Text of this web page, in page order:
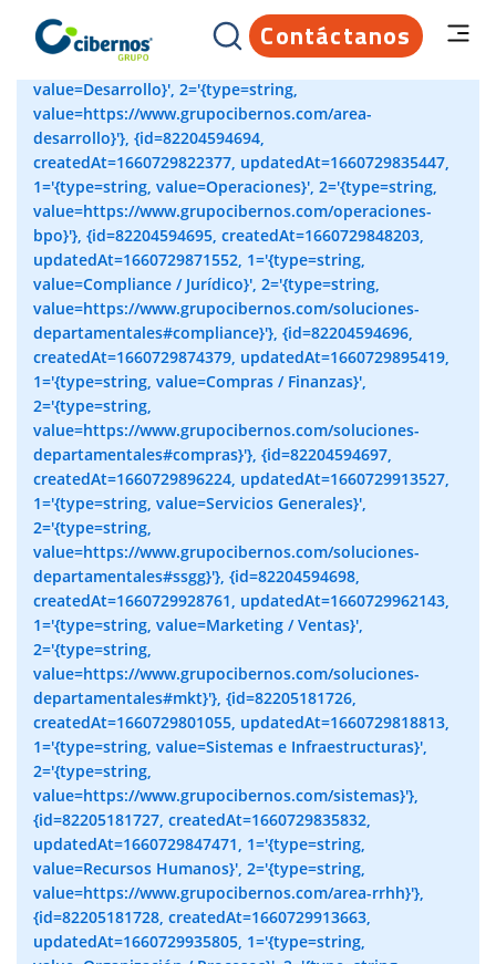
Contáctanos
[{id=82204594693, createdAt=1660729749724,
updatedAt=1660729794019, 1='{type=string,
value=Desarrollo}', 2='{type=string,
value=https://www.grupocibernos.com/area-
desarrollo}'}, {id=82204594694,
createdAt=1660729822377, updatedAt=1660729835447,
1='{type=string, value=Operaciones}', 2='{type=string,
value=https://www.grupocibernos.com/operaciones-
bpo}'}, {id=82204594695, createdAt=1660729848203,
updatedAt=1660729871552, 1='{type=string,
value=Compliance / Jurídico}', 2='{type=string,
value=https://www.grupocibernos.com/soluciones-
departamentales#compliance}'}, {id=82204594696,
createdAt=1660729874379, updatedAt=1660729895419,
1='{type=string, value=Compras / Finanzas}',
2='{type=string,
value=https://www.grupocibernos.com/soluciones-
departamentales#compras}'}, {id=82204594697,
createdAt=1660729896224, updatedAt=1660729913527,
1='{type=string, value=Servicios Generales}',
2='{type=string,
value=https://www.grupocibernos.com/soluciones-
departamentales#ssgg}'}, {id=82204594698,
createdAt=1660729928761, updatedAt=1660729962143,
1='{type=string, value=Marketing / Ventas}',
2='{type=string,
value=https://www.grupocibernos.com/soluciones-
departamentales#mkt}'}, {id=82205181726,
createdAt=1660729801055, updatedAt=1660729818813,
1='{type=string, value=Sistemas e Infraestructuras}',
2='{type=string,
value=https://www.grupocibernos.com/sistemas}'},
{id=82205181727, createdAt=1660729835832,
updatedAt=1660729847471, 1='{type=string,
value=Recursos Humanos}', 2='{type=string,
value=https://www.grupocibernos.com/area-rrhh}'},
{id=82205181728, createdAt=1660729913663,
updatedAt=1660729935805, 1='{type=string,